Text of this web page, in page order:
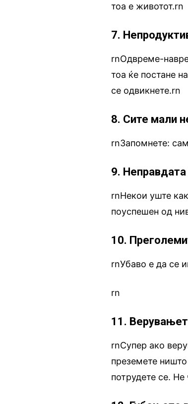
тоа е животот.rn
7.
rnОдвреме-
тоа ќе постане
се одвикнете.rn
8. Сите мали
rnЗапомнете:
9.
rnНекои уште
поуспешен од
10.
rnУбаво е да се
rn
11.
rnСупер ако
преземете
потрудете се. Не